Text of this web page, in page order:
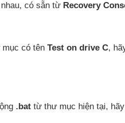
, có sẵn từ Recovery
có tên Test on drive C,
.bat từ thư mục hiện tại,